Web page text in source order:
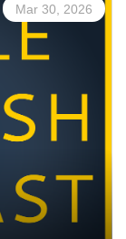
Mar 30, 2026